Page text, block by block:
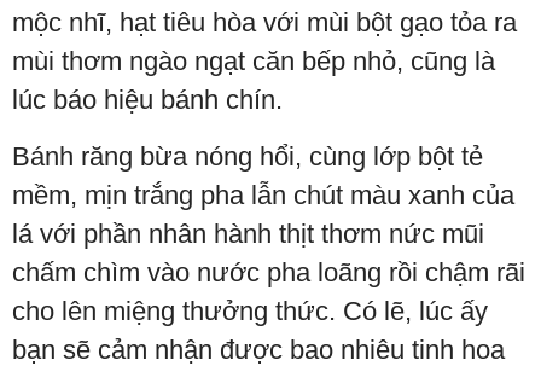
mộc nhĩ, hạt tiêu hòa với mùi bột gạo tỏa ra
mùi thơm ngào ngạt căn bếp nhỏ, cũng là
lúc báo hiệu bánh chín.
Bánh răng bừa nóng hổi, cùng lớp bột tẻ
mềm, mịn trắng pha lẫn chút màu xanh của
lá với phần nhân hành thịt thơm nức mũi
chấm chìm vào nước pha loãng rồi chậm rãi
cho lên miệng thưởng thức. Có lẽ, lúc ấy
bạn sẽ cảm nhận được bao nhiêu tinh hoa